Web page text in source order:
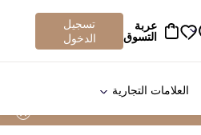
عربة
التسوق
تسجيل
الدخول
العلامات التجارية